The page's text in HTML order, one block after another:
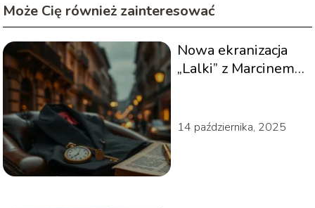
Może Cię również zainteresować
Nowa ekranizacja
„Lalki” z Marcinem
14 października, 2025